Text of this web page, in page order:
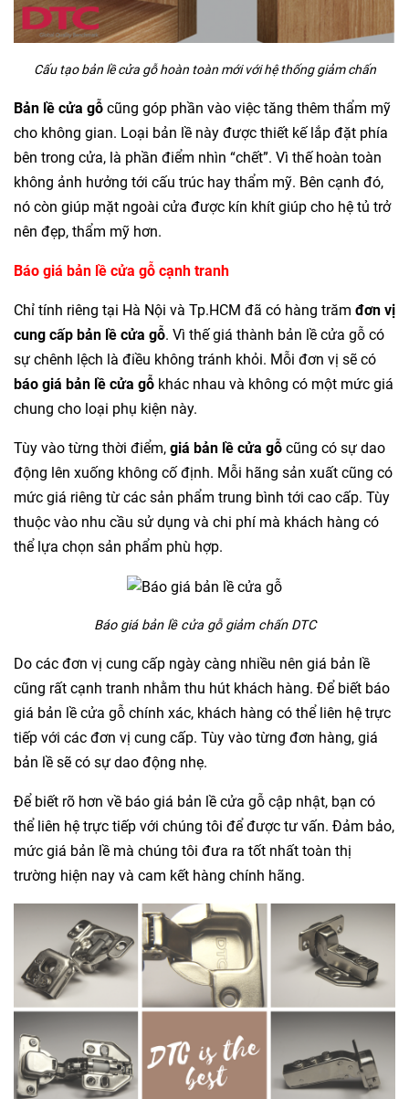
Cấu tạo bản lề cửa gỗ hoàn toàn mới với hệ thống giảm chấn
Bản lề cửa gỗ cũng góp phần vào việc tăng thêm thẩm mỹ
cho không gian. Loại bản lề này được thiết kế lắp đặt phía
bên trong cửa, là phần điểm nhìn “chết”. Vì thế hoàn toàn
không ảnh hưởng tới cấu trúc hay thẩm mỹ. Bên cạnh đó,
nó còn giúp mặt ngoài cửa được kín khít giúp cho hệ tủ trở
nên đẹp, thẩm mỹ hơn.
Báo giá bản lề cửa gỗ cạnh tranh
Chỉ tính riêng tại Hà Nội và Tp.HCM đã có hàng trăm đơn vị
cung cấp bản lề cửa gỗ. Vì thế giá thành bản lề cửa gỗ có
sự chênh lệch là điều không tránh khỏi. Mỗi đơn vị sẽ có
báo giá bản lề cửa gỗ khác nhau và không có một mức giá
chung cho loại phụ kiện này.
Tùy vào từng thời điểm, giá bản lề cửa gỗ cũng có sự dao
động lên xuống không cố định. Mỗi hãng sản xuất cũng có
mức giá riêng từ các sản phẩm trung bình tới cao cấp. Tùy
thuộc vào nhu cầu sử dụng và chi phí mà khách hàng có
thể lựa chọn sản phẩm phù hợp.
Báo giá bản lề cửa gỗ giảm chấn DTC
Do các đơn vị cung cấp ngày càng nhiều nên giá bản lề
cũng rất cạnh tranh nhằm thu hút khách hàng. Để biết báo
giá bản lề cửa gỗ chính xác, khách hàng có thể liên hệ trực
tiếp với các đơn vị cung cấp. Tùy vào từng đơn hàng, giá
bản lề sẽ có sự dao động nhẹ.
Để biết rõ hơn về báo giá bản lề cửa gỗ cập nhật, bạn có
thể liên hệ trực tiếp với chúng tôi để được tư vấn. Đảm bảo,
mức giá bản lề mà chúng tôi đưa ra tốt nhất toàn thị
trường hiện nay và cam kết hàng chính hãng.